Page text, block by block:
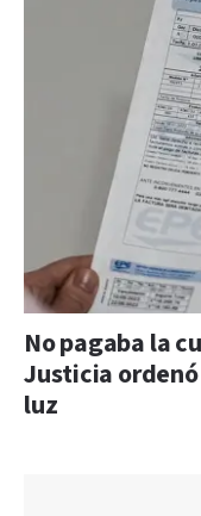
No pagaba la
Justicia
luz